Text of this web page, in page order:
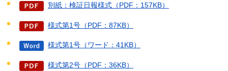
別紙：検証日報様式（PDF：157KB）
様式第1号（PDF：87KB）
様式第1号（ワード：41KB）
様式第2号（PDF：36KB）